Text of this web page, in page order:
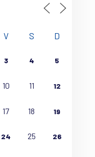
V S D
3 4 5
10 11 12
17 18 19
24 25 26